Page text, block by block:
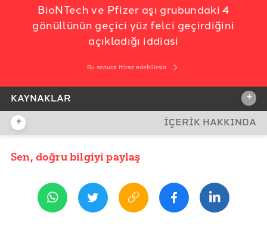
BioNTech ve Pfizer aşı grubundaki 4
gönüllünün geçici yüz felci geçirdiğini
açıkladığı iddiasi
Bu sonuca itiraz edebilirsin
KAYNAKLAR +
İDDİA KAYNAĞI
REFERANSLAR
FDA
+ İÇERİK HAKKINDA
YAYIN TARİHİ
Sen, doğru bilgiyi paylaş